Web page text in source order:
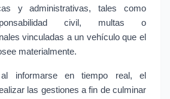
y administrativas, tales como
civil, multas o
vinculadas a un vehículo que el
materialmente.
informarse en tiempo real, el
las gestiones a fin de culminar